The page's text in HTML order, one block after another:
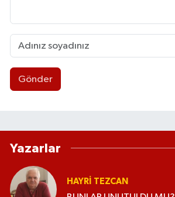
Gönder
Yazarlar
HAYRI TEZCAN